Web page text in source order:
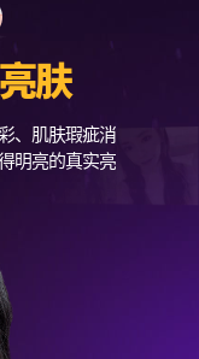
肤
、肌肤瑕疵消
明亮的真实亮